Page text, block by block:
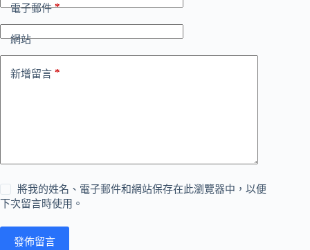
電子郵件*
網站
新增留言 *
將我的姓名、電子郵件和網站保存在此瀏覽器中，以便
下次留言時使用。
發佈留言